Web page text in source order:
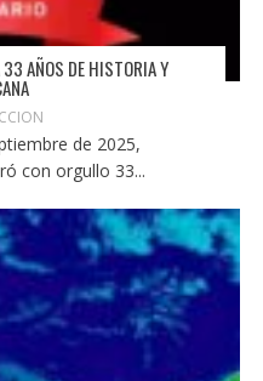
AÑOS DE HISTORIA Y
de 2025,
con orgullo 33...